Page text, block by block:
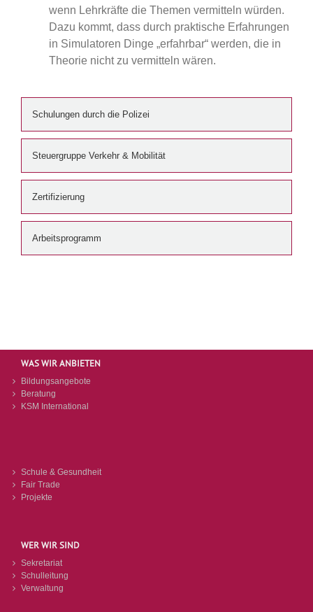
wenn Lehrkräfte die Themen vermitteln würden.
Dazu kommt, dass durch praktische Erfahrungen
in Simulatoren Dinge „erfahrbar“ werden, die in
Theorie nicht zu vermitteln wären.
Schulungen durch die Polizei
Steuergruppe Verkehr & Mobilität
Zertifizierung
Arbeitsprogramm
WAS WIR ANBIETEN
Bildungsangebote
Beratung
KSM International
Schule & Gesundheit
Fair Trade
Projekte
WER WIR SIND
Sekretariat
Schulleitung
Verwaltung